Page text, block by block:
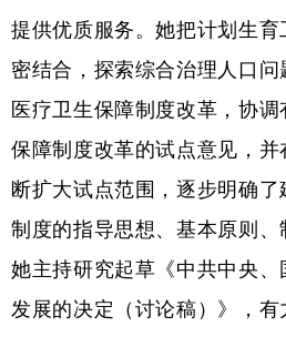
提供优质服务。她把计划生
密结合，探索综合治理人口
医疗卫生保障制度改革，协
保障制度改革的试点意见，
断扩大试点范围，逐步明确
制度的指导思想、基本原则、
她主持研究起草《中共中央
发展的决定（讨论稿）》，